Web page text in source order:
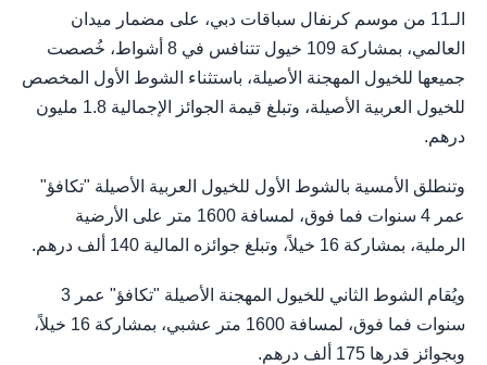
الـ11 من موسم كرنفال سباقات دبي، على مضمار ميدان
العالمي، بمشاركة 109 خيول تتنافس في 8 أشواط، خُصصت
جميعها للخيول المهجنة الأصيلة، باستثناء الشوط الأول المخصص
للخيول العربية الأصيلة، وتبلغ قيمة الجوائز الإجمالية 1.8 مليون
درهم.
وتنطلق الأمسية بالشوط الأول للخيول العربية الأصيلة "تكافؤ"
عمر 4 سنوات فما فوق، لمسافة 1600 متر على الأرضية
الرملية، بمشاركة 16 خيلاً، وتبلغ جوائزه المالية 140 ألف درهم.
ويُقام الشوط الثاني للخيول المهجنة الأصيلة "تكافؤ" عمر 3
سنوات فما فوق، لمسافة 1600 متر عشبي، بمشاركة 16 خيلاً،
وبجوائز قدرها 175 ألف درهم.